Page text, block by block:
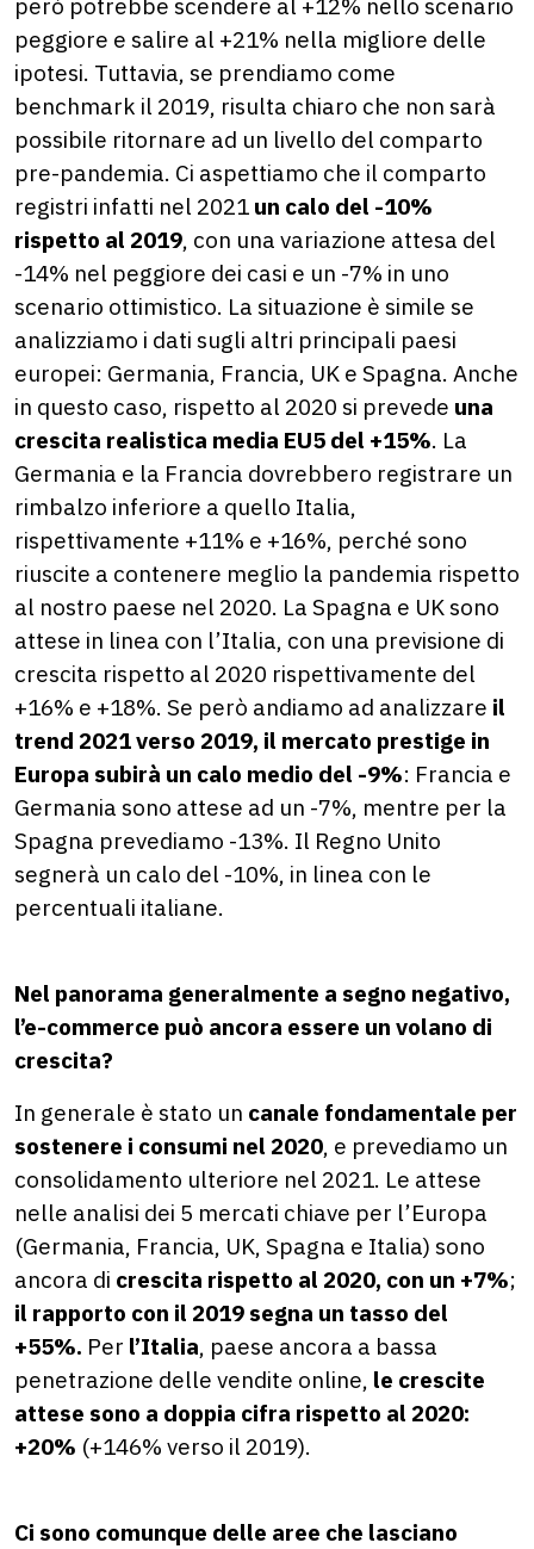
peggiore e salire al +21% nella migliore delle
ipotesi. Tuttavia, se prendiamo come
benchmark il 2019, risulta chiaro che non sarà
possibile ritornare ad un livello del comparto
pre-pandemia. Ci aspettiamo che il comparto
registri infatti nel 2021 un calo del -10%
rispetto al 2019, con una variazione attesa del
-14% nel peggiore dei casi e un -7% in uno
scenario ottimistico. La situazione è simile se
analizziamo i dati sugli altri principali paesi
europei: Germania, Francia, UK e Spagna. Anche
in questo caso, rispetto al 2020 si prevede una
crescita realistica media EU5 del +15%. La
Germania e la Francia dovrebbero registrare un
rimbalzo inferiore a quello Italia,
rispettivamente +11% e +16%, perché sono
riuscite a contenere meglio la pandemia rispetto
al nostro paese nel 2020. La Spagna e UK sono
attese in linea con l’Italia, con una previsione di
crescita rispetto al 2020 rispettivamente del
+16% e +18%. Se però andiamo ad analizzare il
trend 2021 verso 2019, il mercato prestige in
Europa subirà un calo medio del -9%: Francia e
Germania sono attese ad un -7%, mentre per la
Spagna prevediamo -13%. Il Regno Unito
segnerà un calo del -10%, in linea con le
percentuali italiane.
Nel panorama generalmente a segno negativo,
l’e-commerce può ancora essere un volano di
crescita?
In generale è stato un canale fondamentale per
sostenere i consumi nel 2020, e prevediamo un
consolidamento ulteriore nel 2021. Le attese
nelle analisi dei 5 mercati chiave per l’Europa
(Germania, Francia, UK, Spagna e Italia) sono
ancora di crescita rispetto al 2020, con un +7%;
il rapporto con il 2019 segna un tasso del
+55%. Per l’Italia, paese ancora a bassa
penetrazione delle vendite online, le crescite
attese sono a doppia cifra rispetto al 2020:
+20% (+146% verso il 2019).
Ci sono comunque delle aree che lasciano